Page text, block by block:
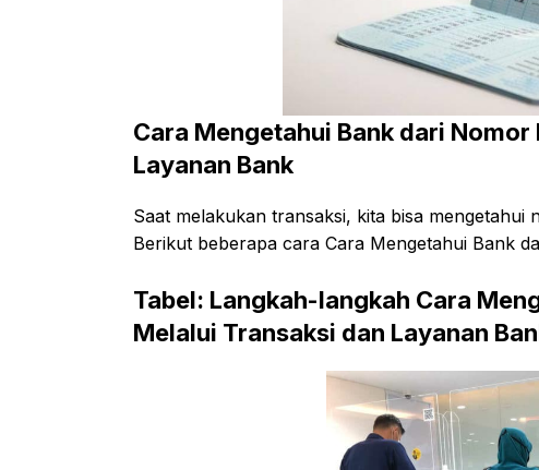
Cara Mengetahui Bank dari
Layanan Bank
Saat melakukan transaksi, kita bisa
Berikut beberapa cara Cara Mengetahui Bank
Tabel: Langkah-langkah Cara
Melalui Transaksi dan Layanan